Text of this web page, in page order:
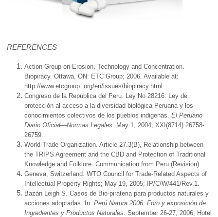
REFERENCES
Action Group on Erosion, Technology and Concentration.
Biopiracy. Ottawa, ON: ETC Group; 2006. Available at:
http://www.etcgroup. org/en/issues/biopiracy.html
Congreso de la Republica del Peru. Ley No 28216: Ley de
protección al acceso a la diversidad biológica Peruana y los
conocimientos colectivos de los pueblos indigenas. El Peruano
Diario Oficial—Normas Legales . May 1, 2004; XXI(8714):26758-
26759.
World Trade Organization. Article 27.3(B), Relationship between
the TRIPS Agreement and the CBD and Protection of Traditional
Knowledge and Folklore. Communication from Peru (Revision).
Geneva, Switzerland: WTO Council for Trade-Related Aspects of
Intellectual Property Rights; May 19, 2005; IP/C/W/441/Rev.1.
Bazán Leigh S. Casos de Bio-pirateria para productos naturales y
acciones adoptadas. In: Perú Natura 2006: Foro y exposición de
Ingredientes y Productos Naturales . September 26-27, 2006, Hotel